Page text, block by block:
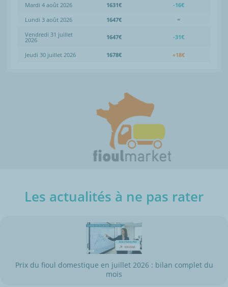
Mardi 4 août 2026 1631€
-16€
Lundi 3 août 2026
1647€
=
Vendredi 31 juillet
2026 1647€ -31€
Jeudi 30 juillet 2026 1678€ +18€
Les actualités à ne pas rater
Prix du fioul domestique en juillet 2026 : bilan complet du
mois